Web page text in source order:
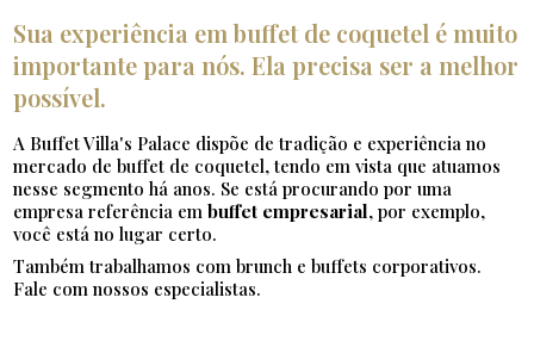
Sua experiência em buffet de coquetel é muito
importante para nós. Ela precisa ser a melhor
possível.
A Buffet Villa's Palace dispõe de tradição e experiência no
mercado de buffet de coquetel, tendo em vista que atuamos
nesse segmento há anos. Se está procurando por uma
empresa referência embuffet empresarial, por exemplo,
você está no lugar certo.
Também trabalhamos com brunch e buffets corporativos.
Fale com nossos especialistas.